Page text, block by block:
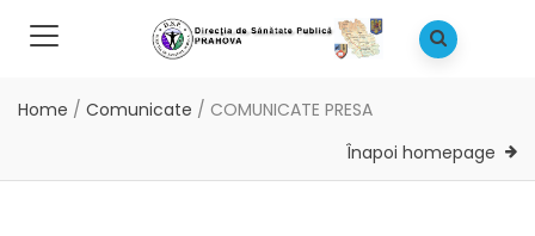
Home / Comunicate / COMUNICATE PRESA
Înapoi homepage